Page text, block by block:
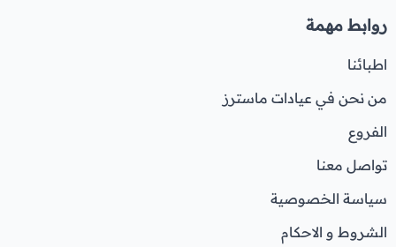
روابط مهمة
اطبائنا
من نحن في عيادات ماسترز
الفروع
تواصل معنا
سياسة الخصوصية
الشروط و الاحكام